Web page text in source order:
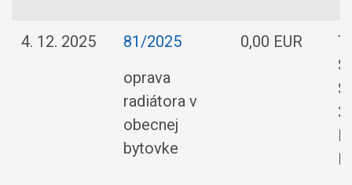
4. 12. 2025
81/2025
oprava
radiátora v
obecnej
bytovke
0,00 EUR